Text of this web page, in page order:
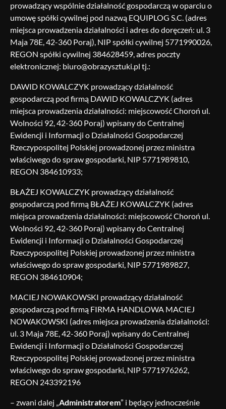
prowadzący wspólnie działalność gospodarczą w oparciu o
umowę spółki cywilnej pod nazwą EQUIPLOG S.C. (adres
miejsca prowadzenia działalności i adres do doręczeń: ul. 3
Maja 78E, 42-360 Poraj), NIP spółki cywilnej 5771990026,
REGON spółki cywilnej 384628459, adres poczty
elektronicznej: biuro@obrazysztuki.pl tj.:
DAWID KOWALCZYK prowadzący działalność
gospodarczą pod firmą DAWID KOWALCZYK (adres
miejsca prowadzenia działalności: miejscowość Choroń ul.
Wolności 92, 42-360 Poraj) wpisany do Centralnej
Ewidencji i Informacji o Działalności Gospodarczej
Rzeczypospolitej Polskiej prowadzonej przez ministra
właściwego do spraw gospodarki, NIP 5771989810,
REGON 384610933;
BŁAŻEJ KOWALCZYK prowadzący działalność
gospodarczą pod firmą BŁAŻEJ KOWALCZYK (adres
miejsca prowadzenia działalności: miejscowość Choroń ul.
Wolności 92, 42-360 Poraj) wpisany do Centralnej
Ewidencji i Informacji o Działalności Gospodarczej
Rzeczypospolitej Polskiej prowadzonej przez ministra
właściwego do spraw gospodarki, NIP 5771989827,
REGON 384610904;
MACIEJ NOWAKOWSKI prowadzący działalność
gospodarczą pod firmą FIRMA HANDLOWA MACIEJ
NOWAKOWSKI (adres miejsca prowadzenia działalności:
ul. 3 Maja 78E, 42-360 Poraj) wpisany do Centralnej
Ewidencji i Informacji o Działalności Gospodarczej
Rzeczypospolitej Polskiej prowadzonej przez ministra
właściwego do spraw gospodarki, NIP 5771976262,
REGON 243392196
– zwani dalej „Administratorem” i będący jednocześnie